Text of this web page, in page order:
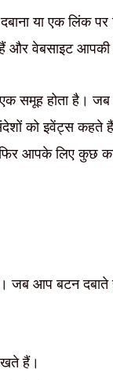
या एक लिंक पर
वेबसाइट आपकी
समूह होता है।
को इवेंट्स कहते
आपके लिए कुछ
जब आप बटन
हैं।